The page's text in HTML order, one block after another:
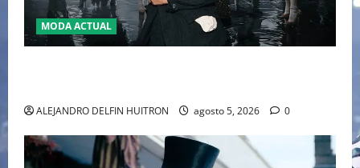
MODA ACTUAL
ALEJANDRO DELFIN HUITRON agosto 5, 2026 0